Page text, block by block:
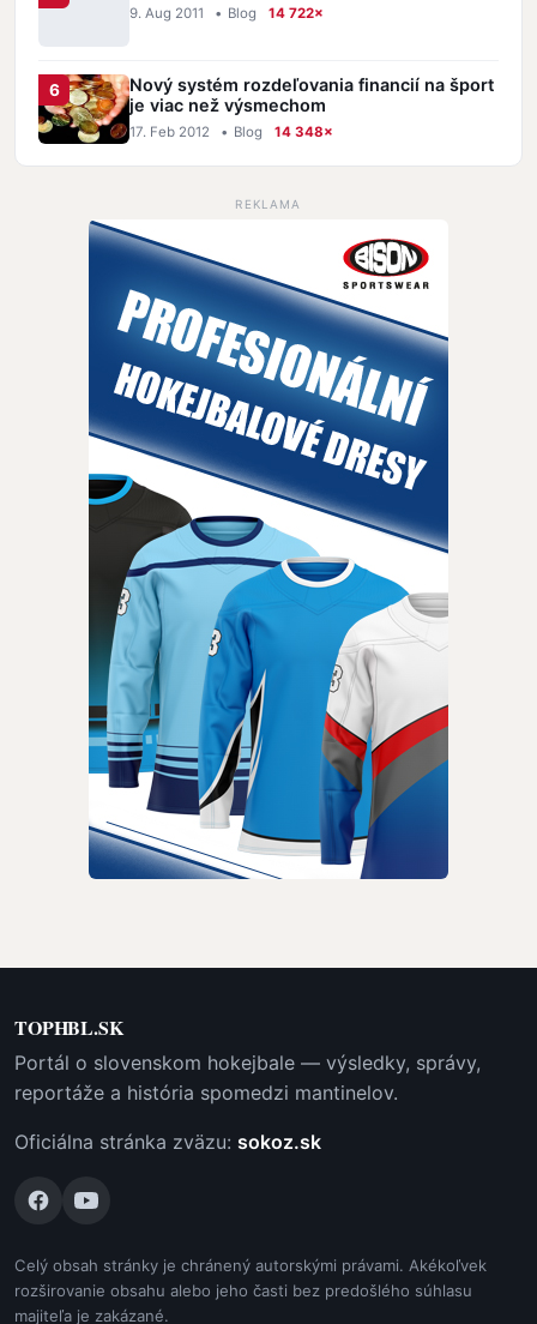
9. Aug 2011 • Blog 14 722×
Nový systém rozdeľovania financií na šport
je viac než výsmechom
17. Feb 2012 • Blog 14 348×
REKLAMA
TOPHBL.SK
Portál o slovenskom hokejbale — výsledky, správy,
reportáže a história spomedzi mantinelov.
Oficiálna stránka zväzu: sokoz.sk
Celý obsah stránky je chránený autorskými právami. Akékoľvek
rozširovanie obsahu alebo jeho časti bez predošlého súhlasu
majiteľa je zakázané.